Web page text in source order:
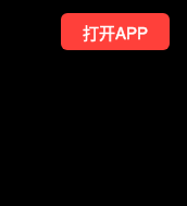
打开APP